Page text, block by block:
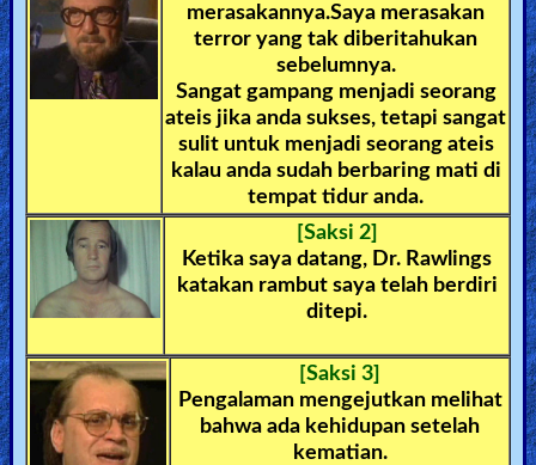
🎞
Godly
Movies
CBN
Videos
🎞
Kids
Videos
🎞
merasakannya.Saya merasakan
terror yang tak diberitahukan
sebelumnya.
Sangat gampang menjadi seorang
ateis jika anda sukses, tetapi sangat
sulit untuk menjadi seorang ateis
kalau anda sudah berbaring mati di
tempat tidur anda.
[Saksi 2]
Ketika saya datang, Dr. Rawlings
katakan rambut saya telah berdiri
ditepi.
[Saksi 3]
Pengalaman mengejutkan melihat
bahwa ada kehidupan setelah
kematian.